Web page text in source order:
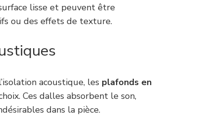
lisse et peuvent être
ou des effets de texture.
acoustique, les plafonds en
Ces dalles absorbent le son,
dans la pièce.